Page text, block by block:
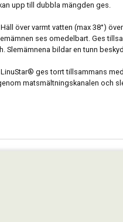
upp till dubbla mängden ges.
över varmt vatten (max 38°)
ses omedelbart. Ges
Slemämnena bildar en tunn
ges torrt tillsammans
matsmältningskanalen och